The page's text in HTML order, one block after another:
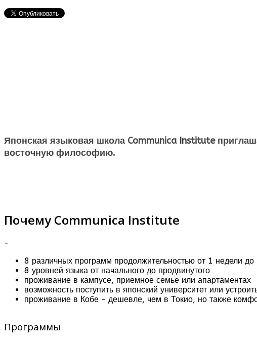
Японская языковая школа Communica Institute
восточную философию.
Почему Communica Institute
-
8 различных программ продолжительностью от 1 недели до
8 уровней языка от начального до продвинутого
проживание в кампусе, приемное семье или апартаментах
возможность поступить в японский университет или
проживание в Кобе – дешевле, чем в Токио, но также
Программы